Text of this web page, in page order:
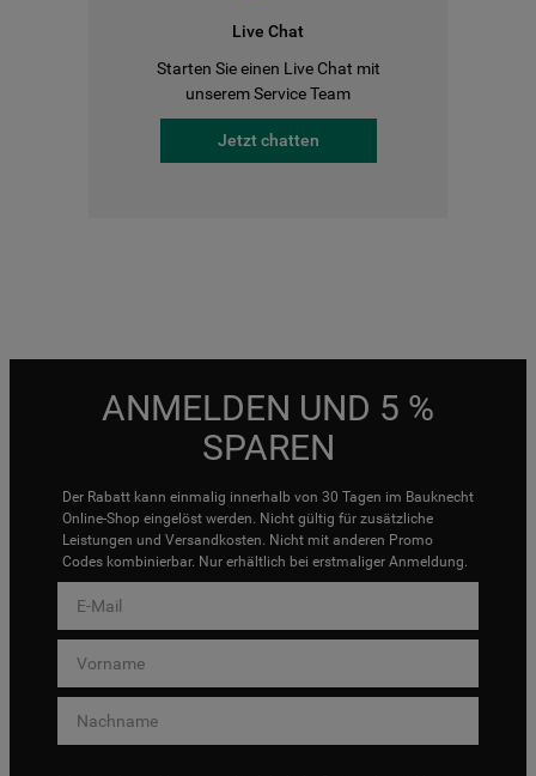
Live Chat
Starten Sie einen Live Chat mit
unserem Service Team
Jetzt chatten
ANMELDEN UND 5 %
SPAREN
Der Rabatt kann einmalig innerhalb von 30 Tagen im Bauknecht
Online-Shop eingelöst werden. Nicht gültig für zusätzliche
Leistungen und Versandkosten. Nicht mit anderen Promo
Codes kombinierbar. Nur erhältlich bei erstmaliger Anmeldung.